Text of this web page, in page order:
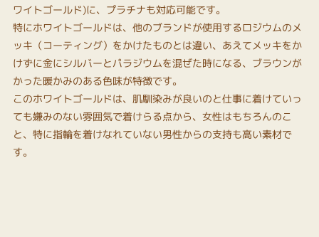
ワイトゴールド)に、プラチナも対応可能です。
特にホワイトゴールドは、他のブランドが使用するロジウムのメ
ッキ（コーティング）をかけたものとは違い、あえてメッキをか
けずに金にシルバーとパラジウムを混ぜた時になる、ブラウンが
かった暖かみのある色味が特徴です。
このホワイトゴールドは、肌馴染みが良いのと仕事に着けていっ
ても嫌みのない雰囲気で着けらる点から、女性はもちろんのこ
と、特に指輪を着けなれていない男性からの支持も高い素材で
す。